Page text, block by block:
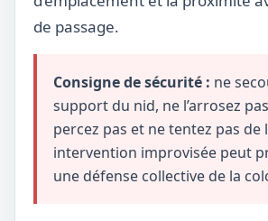
de passage.
Consigne de sécurité : ne
support du nid, ne l’arrosez
percez pas et ne tentez pas de
intervention improvisée peut
une défense collective de la